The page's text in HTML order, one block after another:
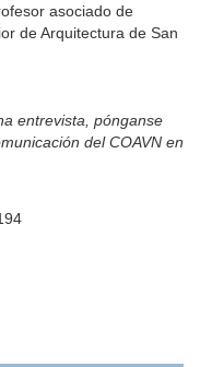
asociado de
de Arquitectura de San
entrevista, pónganse
del COAVN en